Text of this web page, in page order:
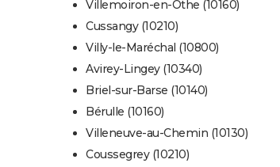
Villemoiron-en-Othe (10160)
Cussangy (10210)
Villy-le-Maréchal (10800)
Avirey-Lingey (10340)
Briel-sur-Barse (10140)
Bérulle (10160)
Villeneuve-au-Chemin (10130)
Coussegrey (10210)